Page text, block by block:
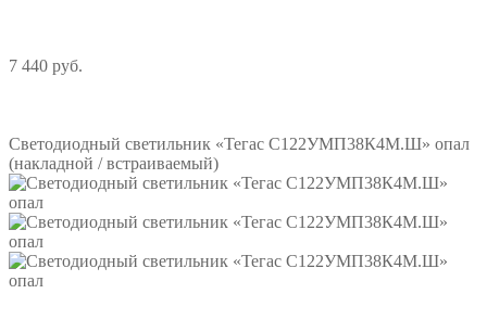
7 440 руб.
Светодиодный светильник «Тегас С122УМП38К4М.Ш» опал
(накладной / встраиваемый)